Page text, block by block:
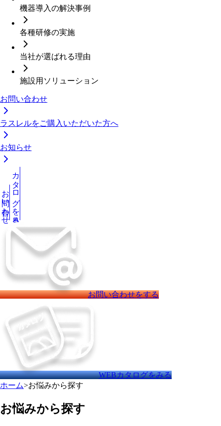
機器導入の解決事例
各種研修の実施
当社が選ばれる理由
施設用ソリューション
お問い合わせ
ラスレルをご購入いただいた方へ
お知らせ
お問い合わせカタログを見る
お問い合わせをする
WEBカタログをみる
ホーム>お悩みから探す
お悩みから探す